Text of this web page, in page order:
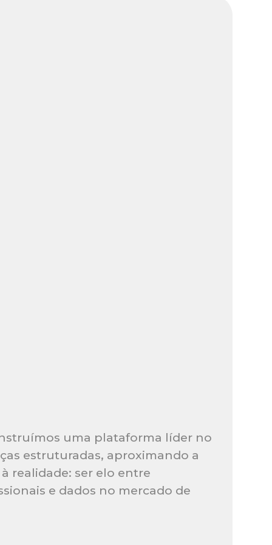
uma plataforma líder no
estruturadas, aproximando a
realidade: ser elo entre
e dados no mercado de